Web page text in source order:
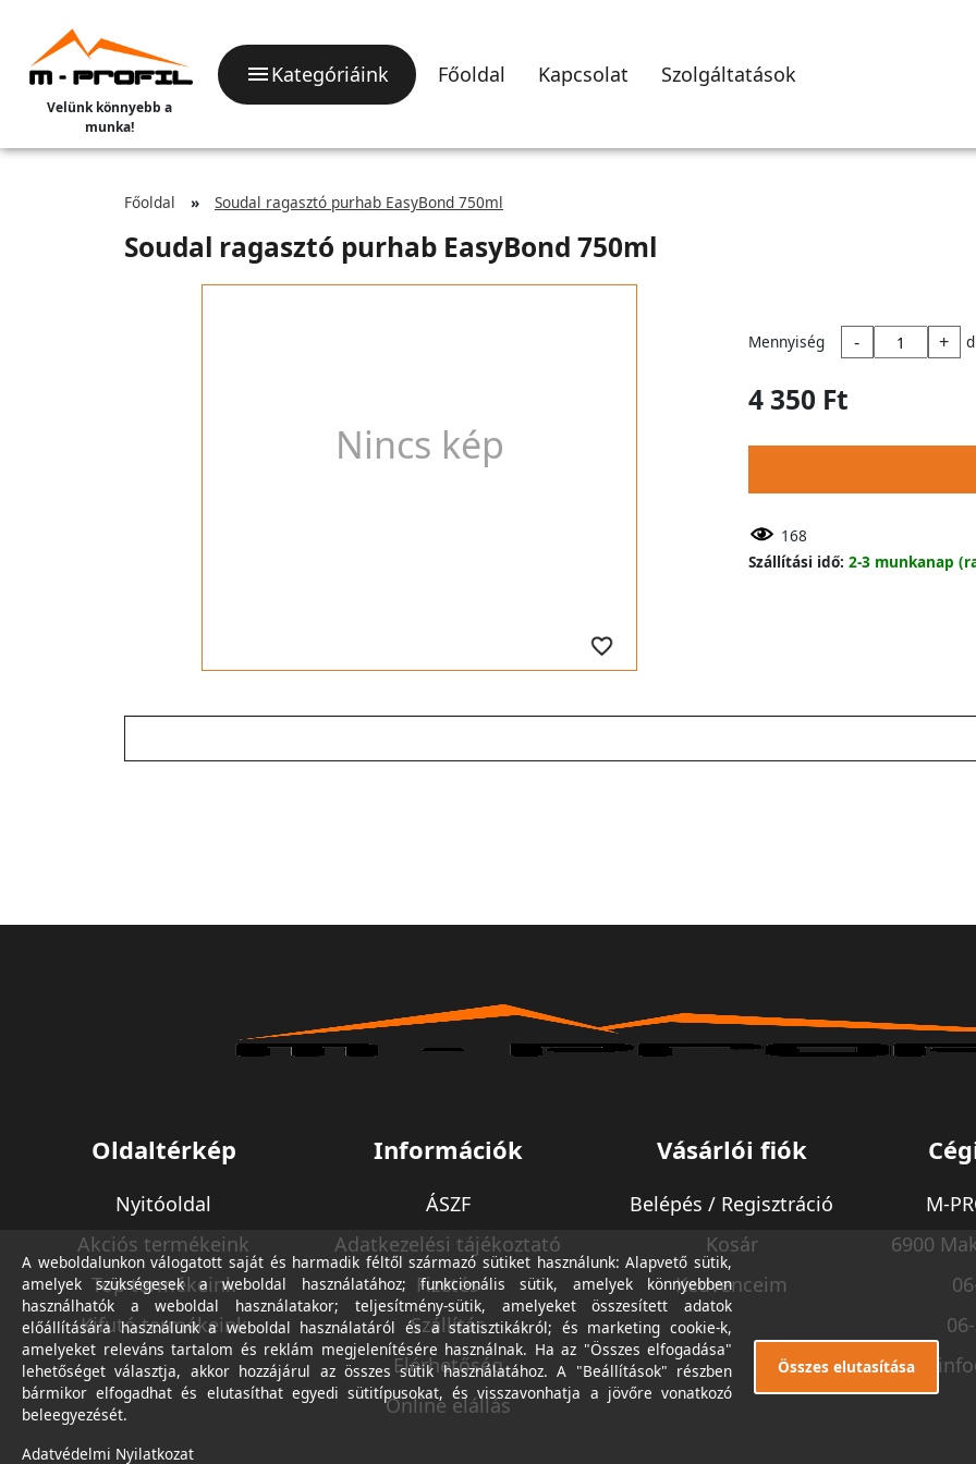
Velünk könnyebb a
munka!
Kategóriáink Főoldal Kapcsolat Szolgáltatások
Főoldal Soudal ragasztó purhab EasyBond 750ml
Soudal ragasztó purhab EasyBond 750ml
Nincs kép
Mennyiség - +
4 350 Ft
168
Szállítási idő: 2-3 munkanap
Oldaltérkép
Nyitóoldal
Akciós termékeink
Top termékeink
Kifutó termékeink
Információk
ÁSZF
Adatkezelési tájékoztató
Fizetés
Szállítás
Elérhetőség
Online elállás
Vásárlói fiók
Belépés / Regisztráció
Kosár
Kedvenceim
M-
6900
A weboldalunkon válogatott saját és harmadik féltől származó sütiket használunk: Alapvető sütik,
amelyek szükségesek a weboldal használatához; funkcionális sütik, amelyek könnyebben
használhatók a weboldal használatakor; teljesítmény-sütik, amelyeket összesített adatok
előállítására használunk a weboldal használatáról és a statisztikákról; és marketing cookie-k,
amelyeket releváns tartalom és reklám megjelenítésére használnak. Ha az "Összes elfogadása"
lehetőséget választja, akkor hozzájárul az összes sütik használatához. A "Beállítások" részben
bármikor elfogadhat és elutasíthat egyedi sütitípusokat, és visszavonhatja a jövőre vonatkozó
beleegyezését.
Adatvédelmi Nyilatkozat
Összes elutasítása